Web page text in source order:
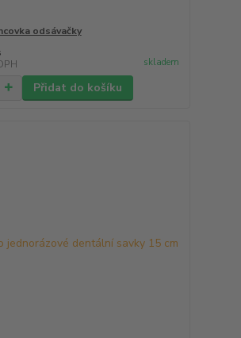
odsávačky
skladem
Přidat do košíku